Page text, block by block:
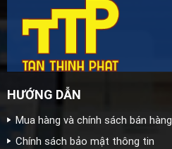
HƯỚNG DẪN
Mua hàng và chính sách bán hàng
Chính sách bảo mật thông tin